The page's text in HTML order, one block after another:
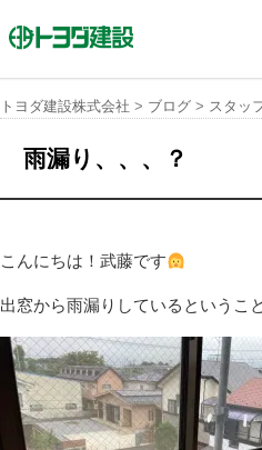
トヨダ建設株式会社
トヨダ建設株式会社 > ブログ > スタッ
雨漏り、、、？
こんにちは！武藤です
出窓から雨漏りしているというこ